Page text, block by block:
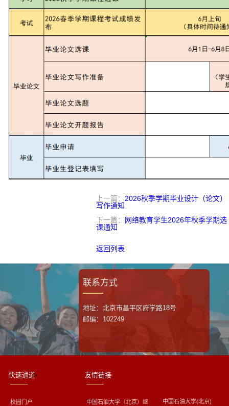
上一篇： 2026秋季学期毕业设计（论文）
写作通知
下一篇： 网络教育学生2026年秋季学期选
课通知
返回列表
联系方式
地址：北京市昌平区府学路18号
邮编：102249
快速通道
校园门户
友情链接
中国石油大学（北京）继 中国石油大学(北京)